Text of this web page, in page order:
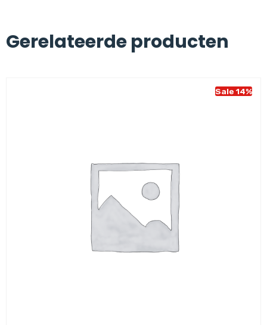
Gerelateerde producten
Sale 14%